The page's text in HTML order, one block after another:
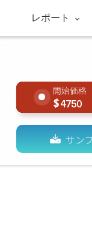
レポート
4750